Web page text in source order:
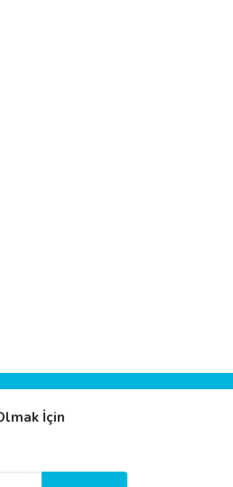
İçin